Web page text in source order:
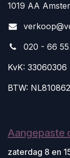
1019 AA
v
020 - 66
KvK: 33060306
BTW:
Aangepaste
zaterdag 8 en